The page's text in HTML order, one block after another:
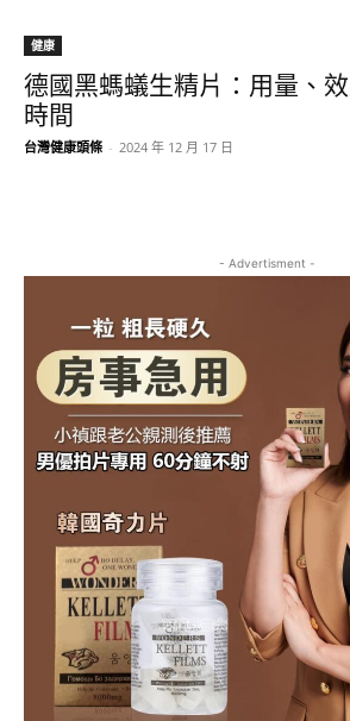
健康
德國黑螞蟻生精片：用量、
時間
台灣健康頭條 - 2024 年 12 月 17 日
- Advertisment -